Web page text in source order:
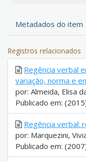
Metadados do item
Registros relacionados
Regência verbal
variação, norma e
por: Almeida, Elisa
Publicado em:
Regência verbal:
por: Marquezini,
Publicado em: